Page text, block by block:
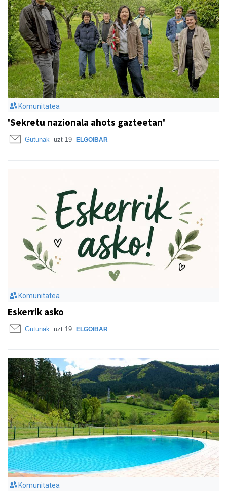
Komunitatea
'Sekretu nazionala ahots gazteetan'
Gutunak uzt 19 ELGOIBAR
Komunitatea
Eskerrik asko
Gutunak uzt 19 ELGOIBAR
Komunitatea